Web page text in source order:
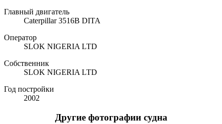
Главный двигатель
Caterpillar 3516B DITA
Оператор
SLOK NIGERIA LTD
Собственник
SLOK NIGERIA LTD
Год постройки
2002
Другие фотографии судна